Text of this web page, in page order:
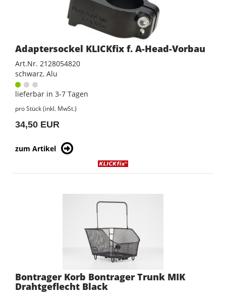
Adaptersockel KLICKfix f. A-Head-Vorbau
Art.Nr. 2128054820
schwarz, Alu
lieferbar in 3-7 Tagen
pro Stück (inkl. MwSt.)
34,50 EUR
zum Artikel
Bontrager Korb Bontrager Trunk MIK
Drahtgeflecht Black